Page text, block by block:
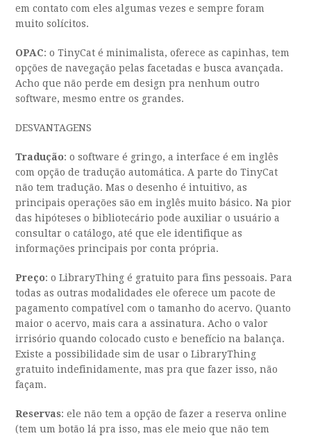
em contato com eles algumas vezes e sempre foram
muito solícitos.
OPAC: o TinyCat é minimalista, oferece as capinhas, tem
opções de navegação pelas facetadas e busca avançada.
Acho que não perde em design pra nenhum outro
software, mesmo entre os grandes.
DESVANTAGENS
Tradução: o software é gringo, a interface é em inglês
com opção de tradução automática. A parte do TinyCat
não tem tradução. Mas o desenho é intuitivo, as
principais operações são em inglês muito básico. Na pior
das hipóteses o bibliotecário pode auxiliar o usuário a
consultar o catálogo, até que ele identifique as
informações principais por conta própria.
Preço: o LibraryThing é gratuito para fins pessoais. Para
todas as outras modalidades ele oferece um pacote de
pagamento compatível com o tamanho do acervo. Quanto
maior o acervo, mais cara a assinatura. Acho o valor
irrisório quando colocado custo e benefício na balança.
Existe a possibilidade sim de usar o LibraryThing
gratuito indefinidamente, mas pra que fazer isso, não
façam.
Reservas: ele não tem a opção de fazer a reserva online
(tem um botão lá pra isso, mas ele meio que não tem